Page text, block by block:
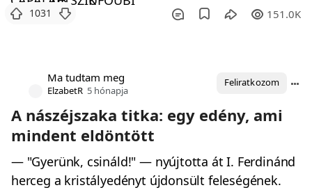
1031 151.0K
Ma tudtam meg
ElzabetR 5 hónapja
Feliratkozom
A nászéjszaka titka: egy edény, ami
mindent eldöntött
— "Gyerünk, csináld!" — nyújtotta át I. Ferdinánd
herceg a kristályedényt újdonsült feleségének.